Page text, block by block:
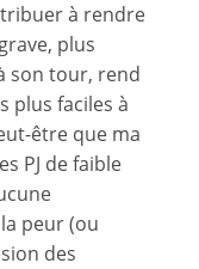
à rendre
plus
son tour, rend
plus faciles à
être que ma
PJ de faible
peur (ou
des